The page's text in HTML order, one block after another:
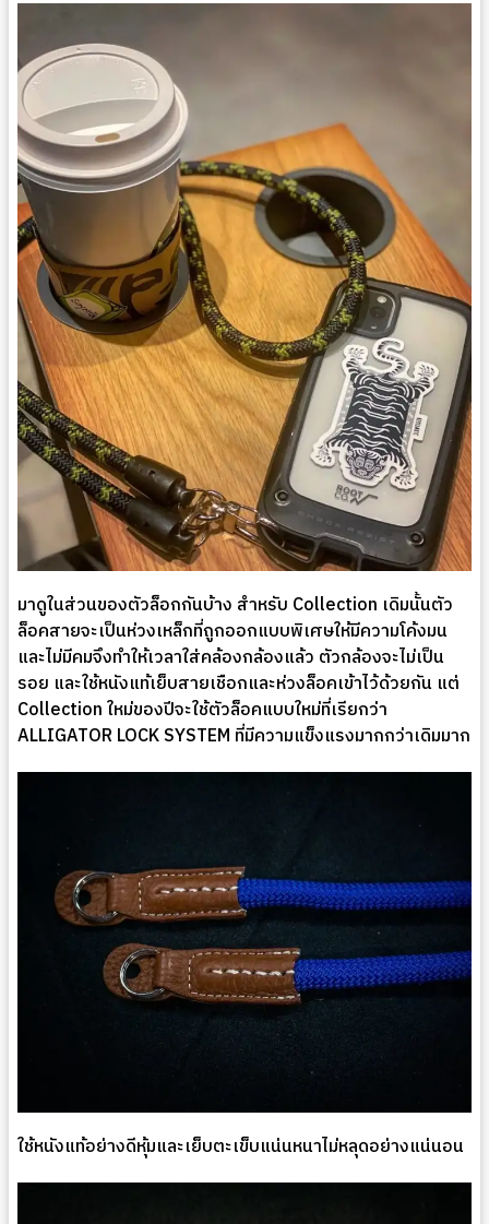
มาดูในส่วนของตัวล็อกกันบ้าง สำหรับ Collection เดิมนั้นตัว
ล็อคสายจะเป็นห่วงเหล็กที่ถูกออกแบบพิเศษให้มีความโค้งมน
และไม่มีคมจึงทำให้เวลาใส่คล้องกล้องแล้ว ตัวกล้องจะไม่เป็น
รอย และใช้หนังแท้เย็บสายเชือกและห่วงล็อคเข้าไว้ด้วยกัน แต่
Collection ใหม่ของปีจะใช้ตัวล็อคแบบใหม่ที่เรียกว่า
ALLIGATOR LOCK SYSTEM ที่มีความแข็งแรงมากกว่าเดิมมาก
ใช้หนังแท้อย่างดีหุ้มและเย็บตะเข็บแน่นหนาไม่หลุดอย่างแน่นอน